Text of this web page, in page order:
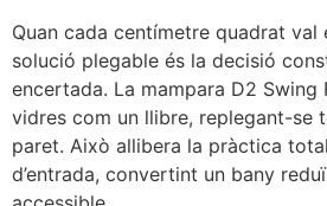
Quan cada centímetre quadrat val
solució plegable és la decisió
encertada. La mampara D2 Swing
vidres com un llibre, replegant-se
paret. Això allibera la pràctica
d’entrada, convertint un bany